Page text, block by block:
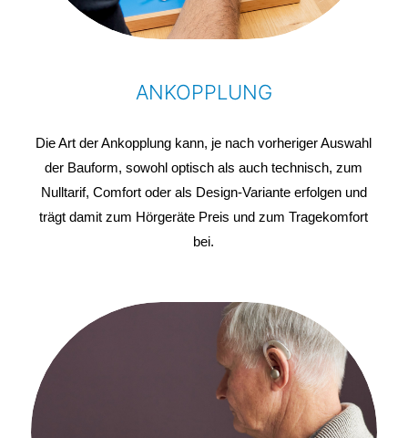
ANKOPPLUNG
Die Art der Ankopplung kann, je nach vorheriger Auswahl
der Bauform, sowohl optisch als auch technisch, zum
Nulltarif, Comfort oder als Design-Variante erfolgen und
trägt damit zum Hörgeräte Preis und zum Tragekomfort
bei.